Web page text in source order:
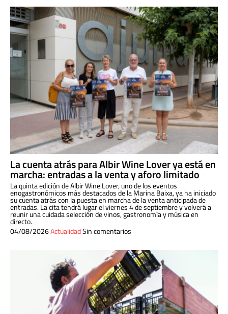
La cuenta atrás para Albir Wine Lover ya está en
marcha: entradas a la venta y aforo limitado
La quinta edición de Albir Wine Lover, uno de los eventos
enogastronómicos más destacados de la Marina Baixa, ya ha iniciado
su cuenta atrás con la puesta en marcha de la venta anticipada de
entradas. La cita tendrá lugar el viernes 4 de septiembre y volverá a
reunir una cuidada selección de vinos, gastronomía y música en
directo.
04/08/2026ActualidadSin comentarios